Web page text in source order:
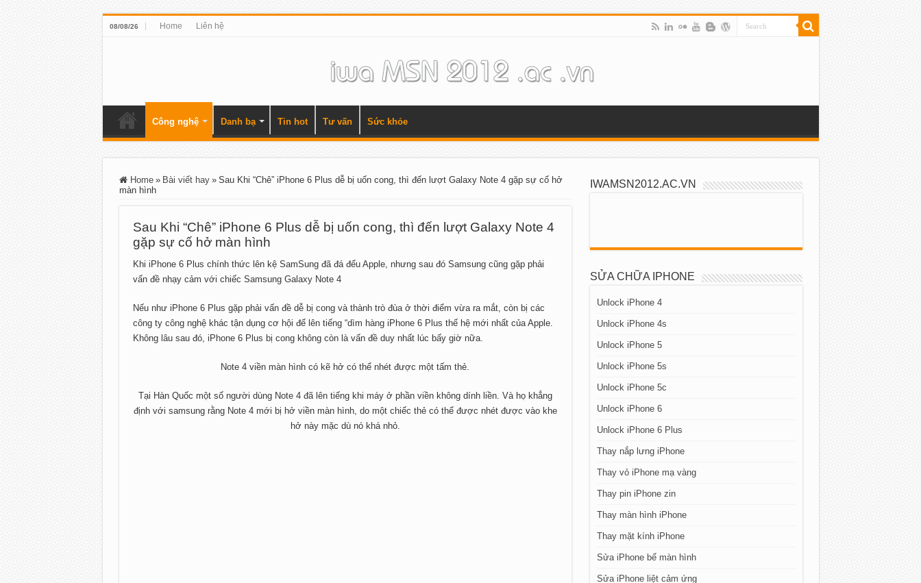
08/08/26 Home Liên hệ
Công nghệ Danh bạ Tin hot Tư vấn Sức khỏe
Home » Bài viết hay » Sau Khi “Chê” iPhone 6 Plus dễ bị uốn cong, thì đến lượt Galaxy Note 4 gặp sự cố hở
màn hình
Sau Khi “Chê” iPhone 6 Plus dễ bị uốn cong, thì đến lượt Galaxy Note 4
gặp sự cố hở màn hình
Khi iPhone 6 Plus chính thức lên kệ SamSung đã đá đểu Apple, nhưng sau đó Samsung cũng gặp phải
vấn đề nhạy cảm với chiếc Samsung Galaxy Note 4
Nếu như iPhone 6 Plus gặp phải vấn đề dễ bị cong và thành trò đùa ở thời điểm vừa ra mắt, còn bị các
công ty công nghệ khác tận dụng cơ hội để lên tiếng “dìm hàng iPhone 6 Plus thế hệ mới nhất của Apple.
Không lâu sau đó, iPhone 6 Plus bị cong không còn là vấn đề duy nhất lúc bấy giờ nữa.
Note 4 viền màn hình có kẽ hở có thể nhét được một tấm thẻ.
Tại Hàn Quốc một số người dùng Note 4 đã lên tiếng khi máy ở phần viền không dính liền. Và họ khẳng
định với samsung rằng Note 4 mới bị hở viền màn hình, do một chiếc thẻ có thể được nhét được vào khe
hở này mặc dù nó khá nhỏ.
IWAMSN2012.AC.VN
SỬA CHỮA IPHONE
Unlock iPhone 4
Unlock iPhone 4s
Unlock iPhone 5
Unlock iPhone 5s
Unlock iPhone 5c
Unlock iPhone 6
Unlock iPhone 6 Plus
Thay nắp lưng iPhone
Thay vỏ iPhone mạ vàng
Thay pin iPhone zin
Thay màn hình iPhone
Thay mặt kính iPhone
Sửa iPhone bể màn hình
Sửa iPhone liệt cảm ứng